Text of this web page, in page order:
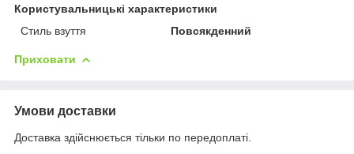
Користувальницькі характеристики
Стиль взуття
Повсякденний
Приховати
Умови доставки
Доставка здійснюється тільки по передоплаті.